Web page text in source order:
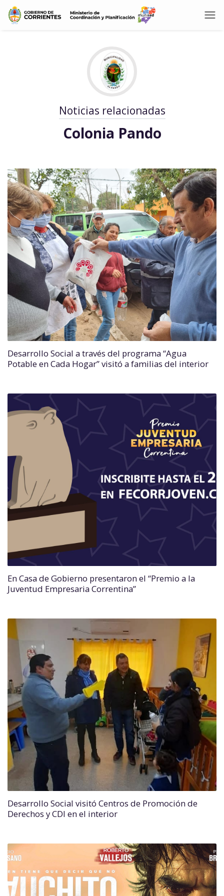
Noticias relacionadas
Colonia Pando
Desarrollo Social a través del programa “Agua
Potable en Cada Hogar” visitó a familias del interior
En Casa de Gobierno presentaron el “Premio a la
Juventud Empresaria Correntina”
Desarrollo Social visitó Centros de Promoción de
Derechos y CDI en el interior